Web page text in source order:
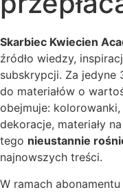
Skarbiec Kwiecien
źródło wiedzy,
subskrypcji. Za jedyne
do materiałów o
obejmuje:
dekoracje, materiały
tego nieustannie
najnowszych treści.
W ramach